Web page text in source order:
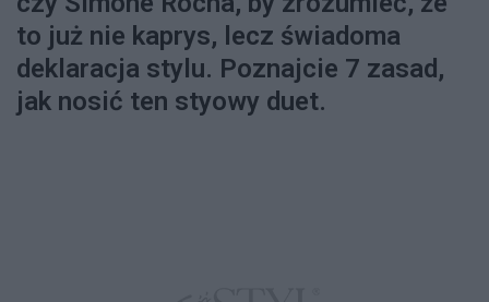
to już nie kaprys, lecz świadoma
deklaracja stylu. Poznajcie 7 zasad,
jak nosić ten styowy duet.